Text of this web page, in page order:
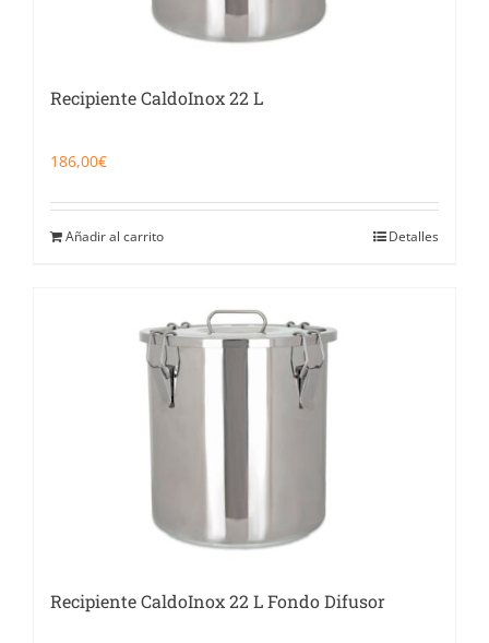
Recipiente CaldoInox 22 L
186,00€
Añadir al carrito Detalles
Recipiente CaldoInox 22 L Fondo Difusor